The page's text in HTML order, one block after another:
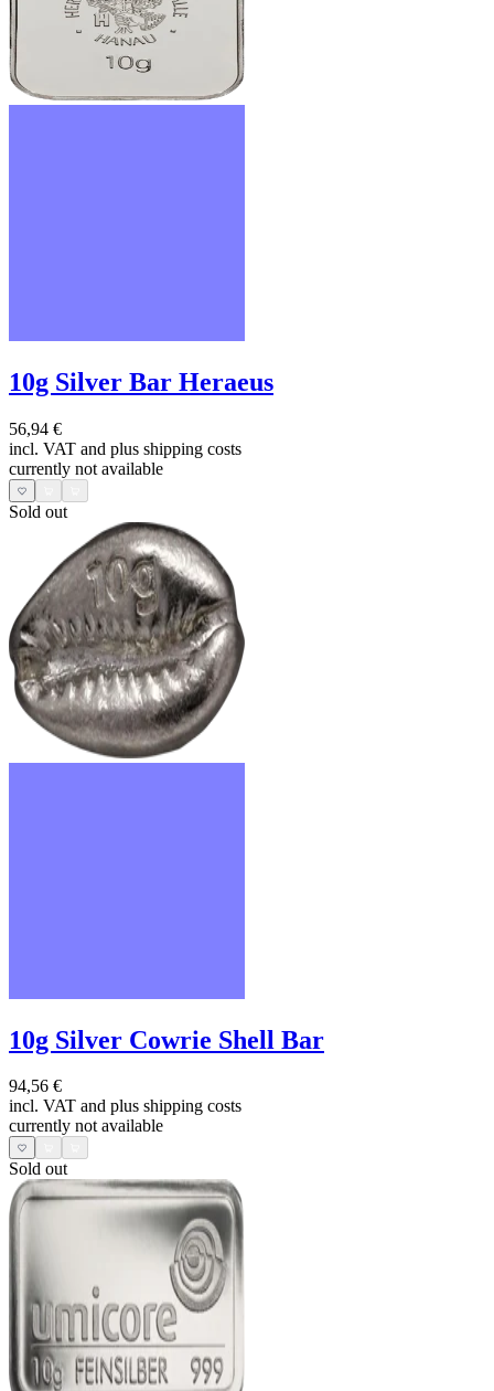
10g Silver Bar Heraeus
56,94 €
incl. VAT and plus shipping costs
currently not available
Sold out
10g Silver Cowrie Shell Bar
94,56 €
incl. VAT and plus shipping costs
currently not available
Sold out